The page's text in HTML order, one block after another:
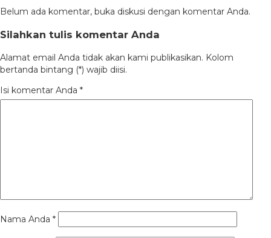
Belum ada komentar, buka diskusi dengan komentar Anda.
Silahkan tulis komentar Anda
Alamat email Anda tidak akan kami publikasikan. Kolom
bertanda bintang (*) wajib diisi.
Isi komentar Anda *
Nama Anda *